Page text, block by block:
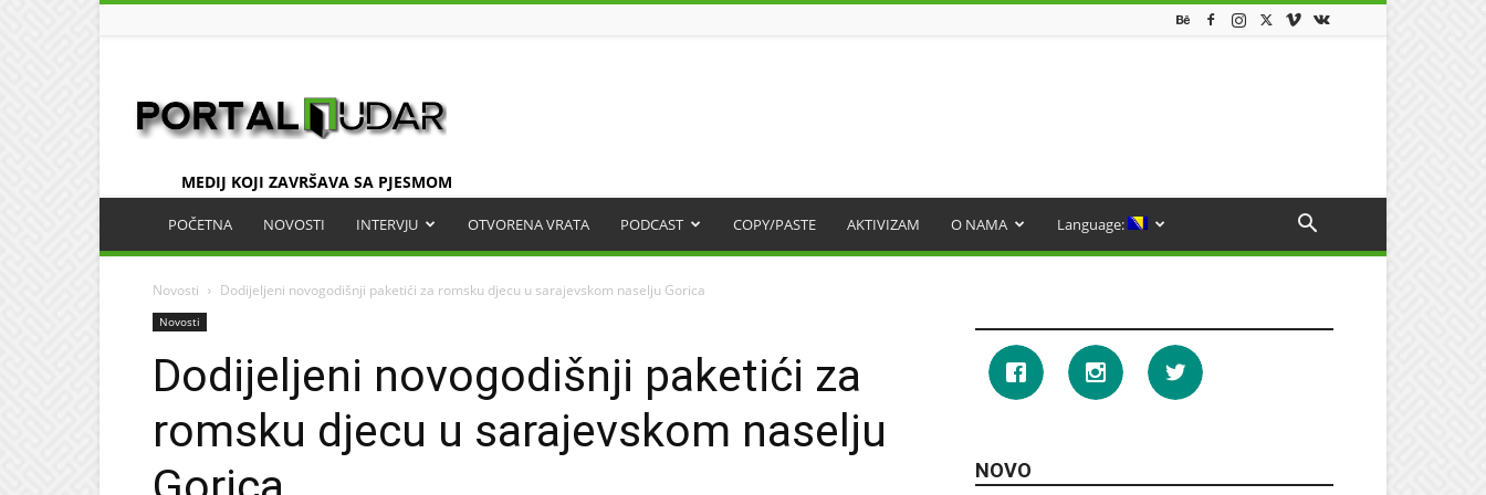
MEDIJ KOJI ZAVRŠAVA SA PJESMOM
POČETNA NOVOSTI INTERVJU OTVORENA VRATA PODCAST COPY/PASTE AKTIVIZAM O NAMA Language:
Novosti Dodijeljeni novogodišnji paketići za romsku djecu u sarajevskom naselju Gorica
Novosti
Dodijeljeni novogodišnji paketići za
romsku djecu u sarajevskom naselju
NOVO